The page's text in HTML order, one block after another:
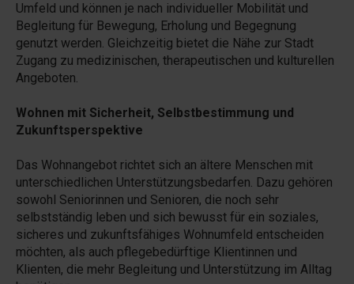
Umfeld und können je nach individueller Mobilität und
Begleitung für Bewegung, Erholung und Begegnung
genutzt werden. Gleichzeitig bietet die Nähe zur Stadt
Zugang zu medizinischen, therapeutischen und kulturellen
Angeboten.
Wohnen mit Sicherheit, Selbstbestimmung und
Zukunftsperspektive
Das Wohnangebot richtet sich an ältere Menschen mit
unterschiedlichen Unterstützungsbedarfen. Dazu gehören
sowohl Seniorinnen und Senioren, die noch sehr
selbstständig leben und sich bewusst für ein soziales,
sicheres und zukunftsfähiges Wohnumfeld entscheiden
möchten, als auch pflegebedürftige Klientinnen und
Klienten, die mehr Begleitung und Unterstützung im Alltag